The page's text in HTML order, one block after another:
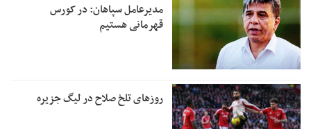
مدیرعامل سپاهان: در کورس
قهرمانی هستیم
روزهای تلخ صلاح در لیگ جزیره